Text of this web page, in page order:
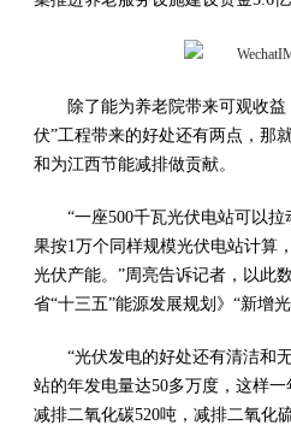
除了能为养老院带来可观收
伏”工程带来的好处还有两点，那
和为江西节能减排做贡献。
“一座500千瓦光伏电站可以
果按1万个同样规模光伏电站计算
光伏产能。”周亮告诉记者，以此
省“十三五”能源发展规划》“新增
“光伏发电的好处还有清洁和
站的年发电量达50多万度，这样
减排二氧化碳520吨，减排二氧化